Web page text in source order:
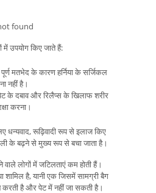
found
में उपयोग किए जाते हैं:
मतभेद के कारण हर्निया के सर्जिकल
नहीं है।
के दबाव और रिलैप्स के खिलाफ शरीर
करना।
धन्यवाद, रूढ़िवादी रूप से इलाज किए
थैली के बढ़ने से मुख्य रूप से बचा जाता है।
वाले लोगों में जटिलताएं कम होती हैं।
शामिल है, यानी एक जिसमें सामग्री बैग
है और पेट में नहीं जा सकती है।